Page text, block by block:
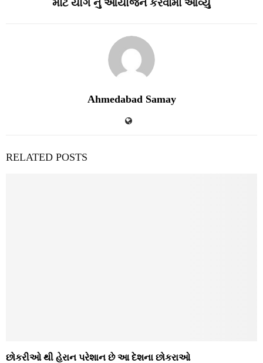
માટે યોગ નું આયોજન કરવામાં આવ્યું
Ahmedabad Samay
RELATED POSTS
છોકરીઓ થી હેરાન પરેશાન છે આ દેશના છોકરાઓ